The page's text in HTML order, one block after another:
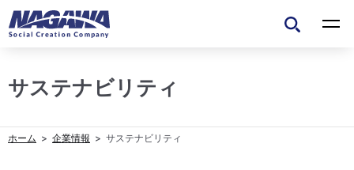
サステナビリティ
企業情報 サステナビリティ